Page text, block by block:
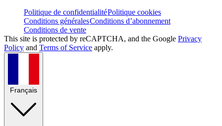
Politique de confidentialitéPolitique cookies
Conditions généralesConditions d’abonnement
Conditions de vente
This site is protected by reCAPTCHA, and the Google Privacy
Policy and Terms of Service apply.
Français